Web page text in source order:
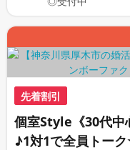
先着割引
個室Style《30代中
♪1対1で全員トー